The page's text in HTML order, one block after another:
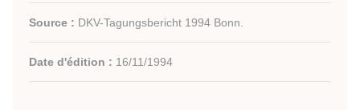
Source : DKV-Tagungsbericht 1994 Bonn.
Date d'édition : 16/11/1994